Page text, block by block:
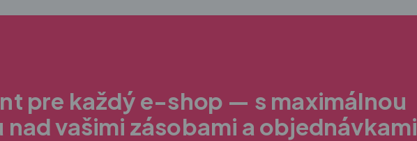
pre každý e-shop — s maximálnou
vašimi zásobami a objednávkami